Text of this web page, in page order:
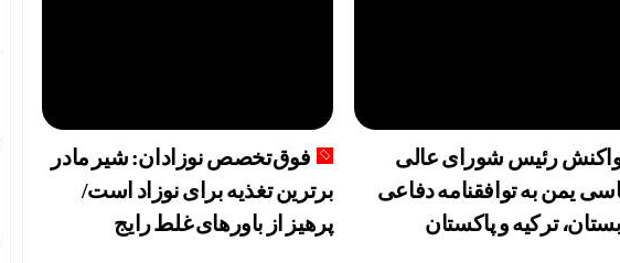
رئیس شورای عالی
یمن به توافقنامه دفاعی
ترکیه و پاکستان
فوق‌تخصص نوزادان: شیر مادر
برترین تغذیه برای نوزاد است/
پرهیز از باورهای غلط رایج